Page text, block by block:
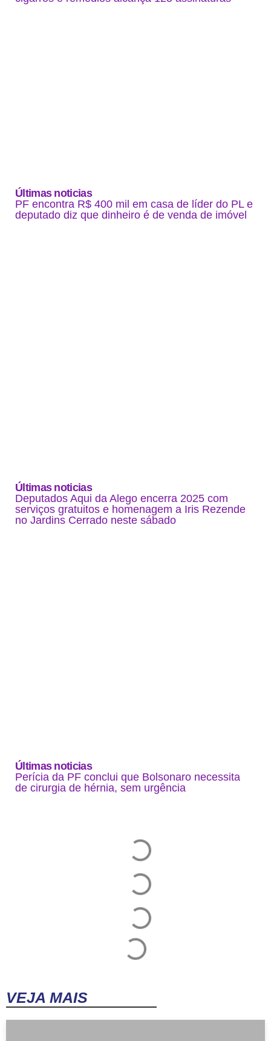
Últimas noticias
PF encontra R$ 400 mil em casa de líder do PL e
deputado diz que dinheiro é de venda de imóvel
Últimas noticias
Deputados Aqui da Alego encerra 2025 com
serviços gratuitos e homenagem a Iris Rezende
no Jardins Cerrado neste sábado
Últimas noticias
Perícia da PF conclui que Bolsonaro necessita
de cirurgia de hérnia, sem urgência
VEJA MAIS